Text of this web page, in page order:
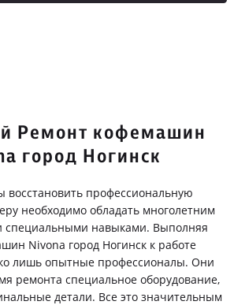
Ремонт кофемашин
город Ногинск
восстановить профессиональную
необходимо обладать многолетним
специальными навыками. Выполняя
Nivona город Ногинск к работе
лишь опытные профессионалы. Они
ремонта специальное оборудование,
детали. Все это значительным